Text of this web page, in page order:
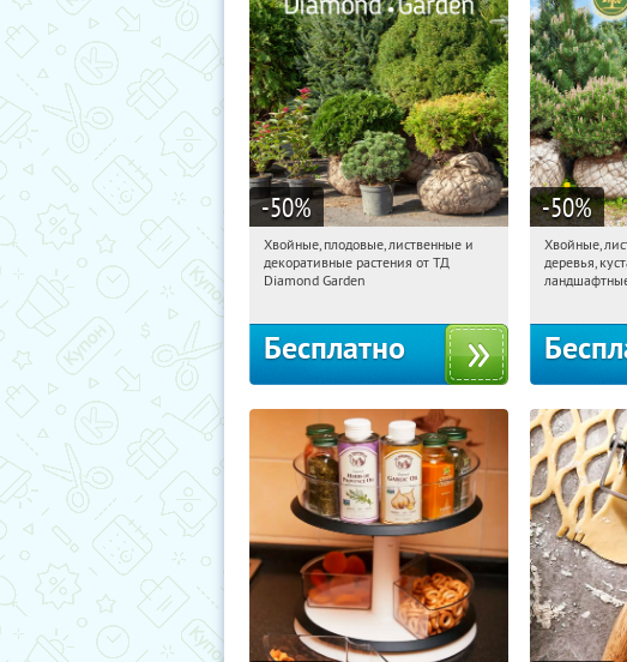
-50%
12:49:47 Получили:
Выставочная
Хвойные, плодовые, лиственные и
декоративные растения от ТД
Diamond Garden
Бесплатно
-50%
12:49:47
Хвойные,
деревья,